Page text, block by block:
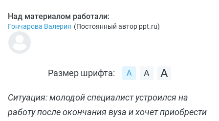
Над материалом работали:
Гончарова Валерия (Постоянный автор ppt.ru)
Размер шрифта:
Ситуация: молодой специалист устроился на
работу после окончания вуза и хочет приобрести